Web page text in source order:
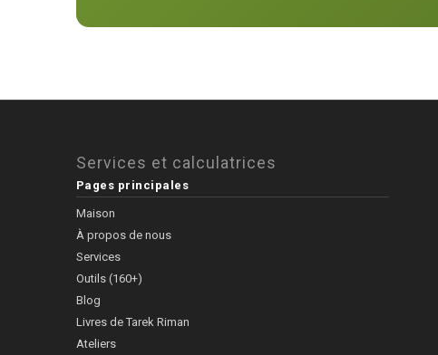
Services et calculatrices
Pages principales
Maison
À propos de nous
Services
Outils (160+)
Blog
Livres de Tarek Riman
Ateliers